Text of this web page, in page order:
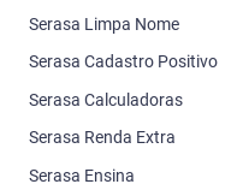
Serasa Limpa Nome
Serasa Cadastro Positivo
Serasa Calculadoras
Serasa Renda Extra
Serasa Ensina